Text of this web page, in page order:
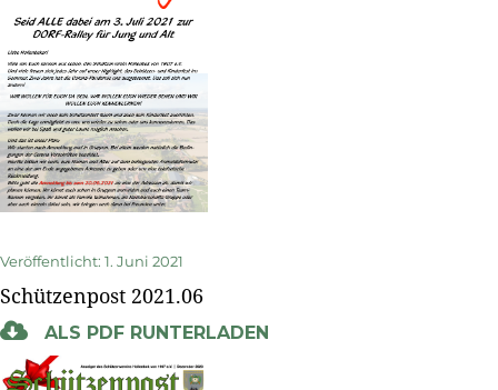
Veröffentlicht: 1. Juni 2021
Schützenpost 2021.06
ALS PDF RUNTERLADEN